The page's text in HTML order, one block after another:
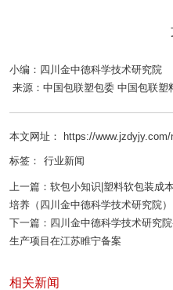
小编： 四川金中德科学技术研究院
来源： 中国包联塑包委 中国包联塑
本文网址： https://
标签： 行业新闻
上一篇： 软包小知识|塑料软包装成
培养（四川金中德科学技术研究院）
下一篇： 四川金中德科学技术研究
生产项目在江苏睢宁备案
相关新闻